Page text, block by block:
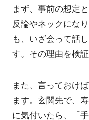
まず、事前の想定
反論やネックにな
も、いざ会って話
す。その理由を検
また、言っておけ
ます。玄関先で、
に気付いたら、「